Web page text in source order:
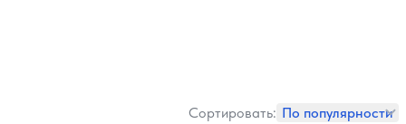
Сортировать: По популярности